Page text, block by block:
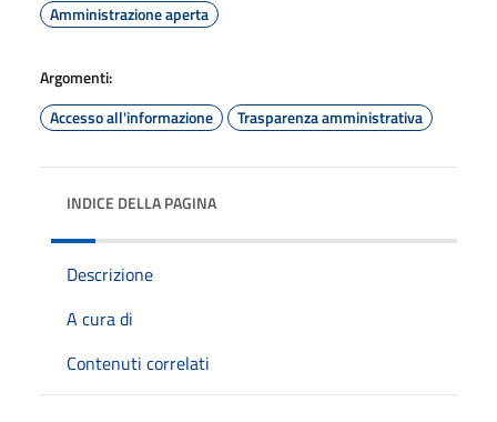
Amministrazione aperta
Argomenti:
Accesso all'informazione
Trasparenza amministrativa
INDICE DELLA PAGINA
Descrizione
A cura di
Contenuti correlati